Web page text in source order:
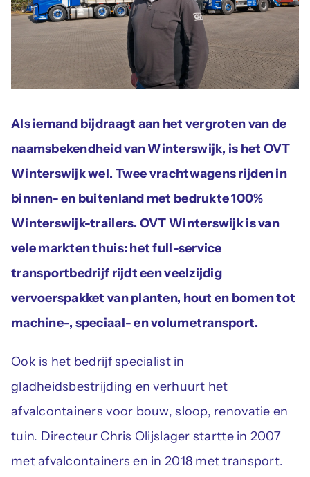
Actueel
Contact
Als iemand bijdraagt aan het vergroten van de
naamsbekendheid van Winterswijk, is het OVT
Winterswijk wel. Twee vrachtwagens rijden in
binnen- en buitenland met bedrukte 100%
Winterswijk-trailers. OVT Winterswijk is van
vele markten thuis: het full-service
transportbedrijf rijdt een veelzijdig
vervoerspakket van planten, hout en bomen tot
machine-, speciaal- en volumetransport.
Ook is het bedrijf specialist in
gladheidsbestrijding en verhuurt het
afvalcontainers voor bouw, sloop, renovatie en
tuin. Directeur Chris Olijslager startte in 2007
met afvalcontainers en in 2018 met transport.